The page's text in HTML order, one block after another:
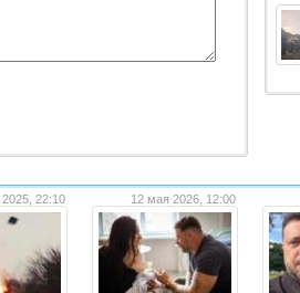
22:10 12 мая 2026, 12:00